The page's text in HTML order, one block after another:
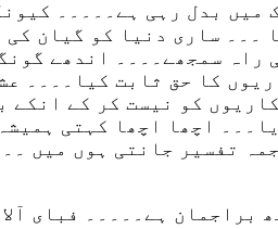
ساری دنیا کو گیان
سمجھے۔۔۔۔ اندھے
کا حق ثابت کیا۔۔۔۔
کو نیست کر کے
اچھا اچھا کہتی
تفسیر جانتی ہوں میں
براجمان ہے۔۔۔۔۔ فبای